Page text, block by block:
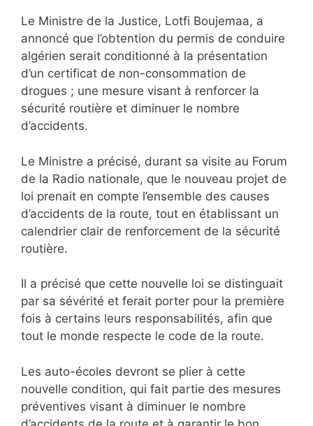
Le Ministre de la Justice, Lotfi Boujemaa, a
annoncé que l’obtention du permis de conduire
algérien serait conditionné à la présentation
d’un certificat de non-consommation de
drogues ; une mesure visant à renforcer la
sécurité routière et diminuer le nombre
d’accidents.
Le Ministre a précisé, durant sa visite au Forum
de la Radio nationale, que le nouveau projet de
loi prenait en compte l’ensemble des causes
d’accidents de la route, tout en établissant un
calendrier clair de renforcement de la sécurité
routière.
Il a précisé que cette nouvelle loi se distinguait
par sa sévérité et ferait porter pour la première
fois à certains leurs responsabilités, afin que
tout le monde respecte le code de la route.
Les auto-écoles devront se plier à cette
nouvelle condition, qui fait partie des mesures
préventives visant à diminuer le nombre